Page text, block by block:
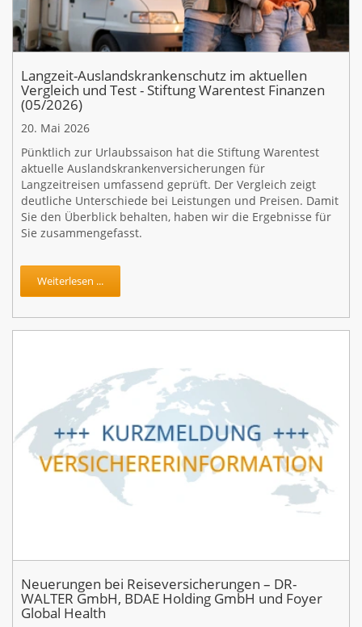
Langzeit-Auslandskrankenschutz im aktuellen
Vergleich und Test - Stiftung Warentest Finanzen
(05/2026)
20. Mai 2026
Pünktlich zur Urlaubssaison hat die Stiftung Warentest
aktuelle Auslandskrankenversicherungen für
Langzeitreisen umfassend geprüft. Der Vergleich zeigt
deutliche Unterschiede bei Leistungen und Preisen. Damit
Sie den Überblick behalten, haben wir die Ergebnisse für
Sie zusammengefasst.
Weiterlesen ...
Neuerungen bei Reiseversicherungen – DR-
WALTER GmbH, BDAE Holding GmbH und Foyer
Global Health